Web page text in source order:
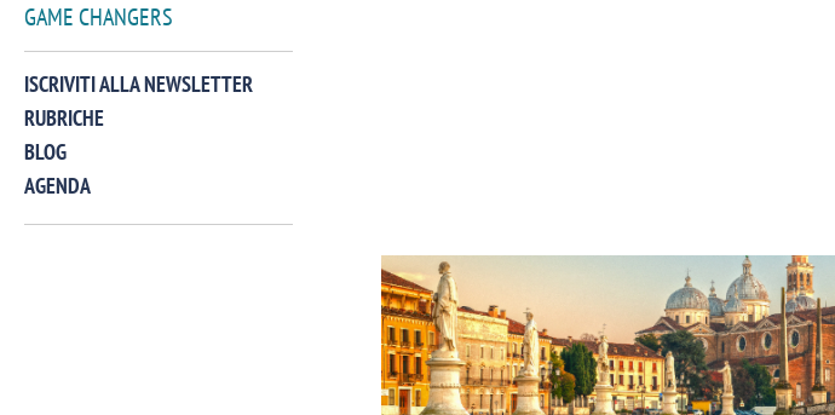
GAME CHANGERS
ISCRIVITI ALLA NEWSLETTER
RUBRICHE
BLOG
AGENDA